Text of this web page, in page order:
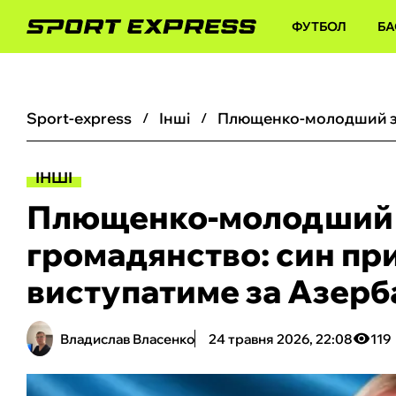
ФУТБОЛ
sport-express інші
ІНШІ
Плющенко-молодший
громадянство: син
виступатиме за
Владислав Власенко 24 травня 2026, 22:08 119